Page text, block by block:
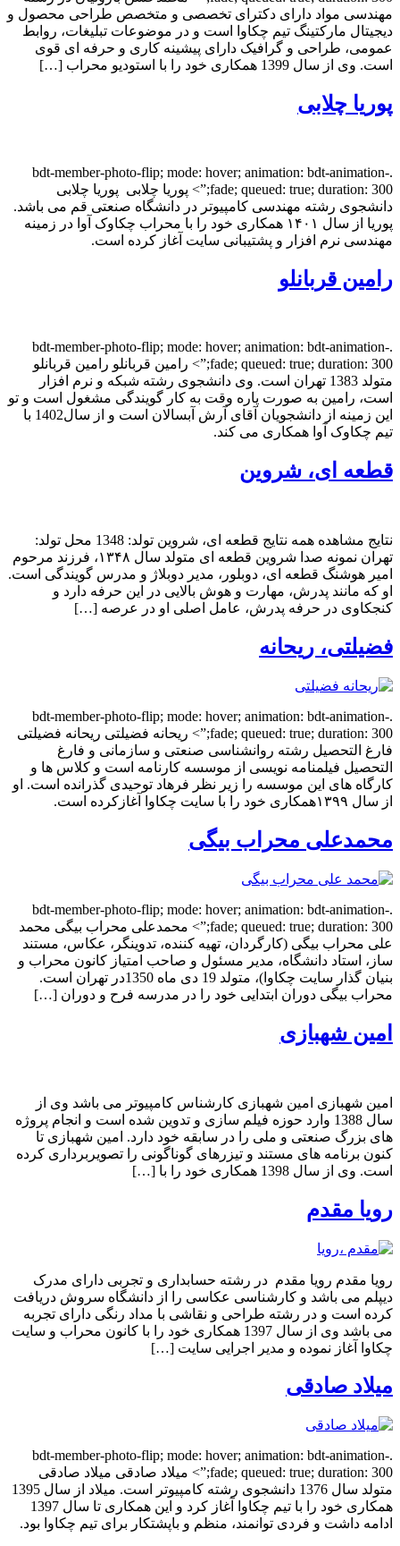
مهندسی مواد دارای دکترای تخصصی و متخصص طراحی محصول و
دیجیتال مارکتینگ تیم چکاوا است و در موضوعات تبلیغات، روابط
عمومی، طراحی و گرافیک دارای پیشینه کاری و حرفه ای قوی
است. وی از سال 1399 همکاری خود را با استودیو محراب […]
پوریا چلابی
.bdt-member-photo-flip; mode: hover; animation: bdt-animation-
fade; queued: true; duration: 300;”> پوریا چلابی پوریا چلابی
دانشجوی رشته مهندسی کامپیوتر در دانشگاه صنعتی قم می باشد.
پوریا از سال ۱۴۰۱ همکاری خود را با محراب چکاوک آوا در زمینه
مهندسی نرم افزار و پشتیبانی سایت آغاز کرده است.
رامین قربانلو
.bdt-member-photo-flip; mode: hover; animation: bdt-animation-
fade; queued: true; duration: 300;”> رامین قربانلو رامین قربانلو
متولد 1383 تهران است. وی دانشجوی رشته شبکه و نرم افزار
است، رامین به صورت پاره وقت به کار گویندگی مشغول است و تو
این زمینه از دانشجویان آقای آرش آبسالان است و از سال1402 با
تیم چکاوک آوا همکاری می کند.
قطعه ای، شروین
نتایج مشاهده همه نتایج قطعه ای، شروین تولد: 1348 محل تولد:
تهران نمونه صدا شروین قطعه ای متولد سال ۱۳۴۸، فرزند مرحوم
امیر هوشنگ قطعه ای، دوبلور، مدیر دوبلاژ و مدرس گویندگی است.
او که مانند پدرش، مهارت و هوش بالایی در این حرفه دارد و
کنجکاوی در حرفه پدرش، عامل اصلی او در عرصه […]
فضیلتی، ریحانه
.bdt-member-photo-flip; mode: hover; animation: bdt-animation-
fade; queued: true; duration: 300;”> ریحانه فضیلتی ریحانه فضیلتی
فارغ التحصیل رشته روانشناسی صنعتی و سازمانی و فارغ
التحصیل فیلمنامه نویسی از موسسه کارنامه است و کلاس ها و
کارگاه های این موسسه را زیر نظر فرهاد توحیدی گذرانده است. او
از سال ۱۳۹۹همکاری خود را با سایت چکاوا آغازکرده است.
محمدعلی محراب بیگی
.bdt-member-photo-flip; mode: hover; animation: bdt-animation-
fade; queued: true; duration: 300;”> محمدعلی محراب بیگی محمد
علی محراب بیگی (کارگردان، تهیه کننده، تدوینگر، عکاس، مستند
ساز، استاد دانشگاه، مدیر مسئول و صاحب امتیاز کانون محراب و
بنیان گذار سایت چکاوا)، متولد 19 دی ماه 1350در تهران است.
محراب بیگی دوران ابتدایی خود را در مدرسه فرح و دوران […]
امین شهبازی
امین شهبازی امین شهبازی کارشناس کامپیوتر می باشد وی از
سال 1388 وارد حوزه فیلم سازی و تدوین شده است و انجام پروژه
های بزرگ صنعتی و ملی را در سابقه خود دارد. امین شهبازی تا
کنون برنامه های مستند و تیزرهای گوناگونی را تصویربرداری کرده
است. وی از سال 1398 همکاری خود را با […]
رویا مقدم
رویا مقدم رویا مقدم در رشته حسابداری و تجربی دارای مدرک
دیپلم می باشد و کارشناسی عکاسی را از دانشگاه سروش دریافت
کرده است و در رشته طراحی و نقاشی با مداد رنگی دارای تجربه
می باشد وی از سال 1397 همکاری خود را با کانون محراب و سایت
چکاوا آغاز نموده و مدیر اجرایی سایت […]
میلاد صادقی
.bdt-member-photo-flip; mode: hover; animation: bdt-animation-
fade; queued: true; duration: 300;”> میلاد صادقی میلاد صادقی
متولد سال 1376 دانشجوی رشته کامپیوتر است. میلاد از سال 1395
همکاری خود را با تیم چکاوا آغاز کرد و این همکاری تا سال 1397
ادامه داشت و فردی توانمند، منظم و باپشتکار برای تیم چکاوا بود.